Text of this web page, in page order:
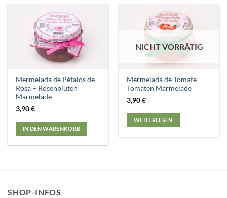
Mermelada de Pétalos de
Rosa – Rosenblüten
Marmelade
3,90€
IN DEN WARENKORB
NICHT VORRÄTIG
Mermelada de Tomate –
Tomaten Marmelade
3,90€
WEITERLESEN
SHOP-INFOS